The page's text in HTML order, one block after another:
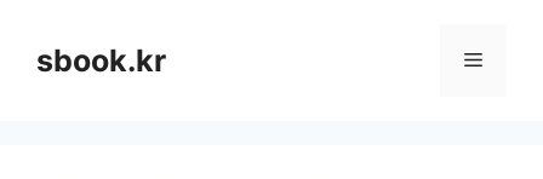
sbook.kr 메